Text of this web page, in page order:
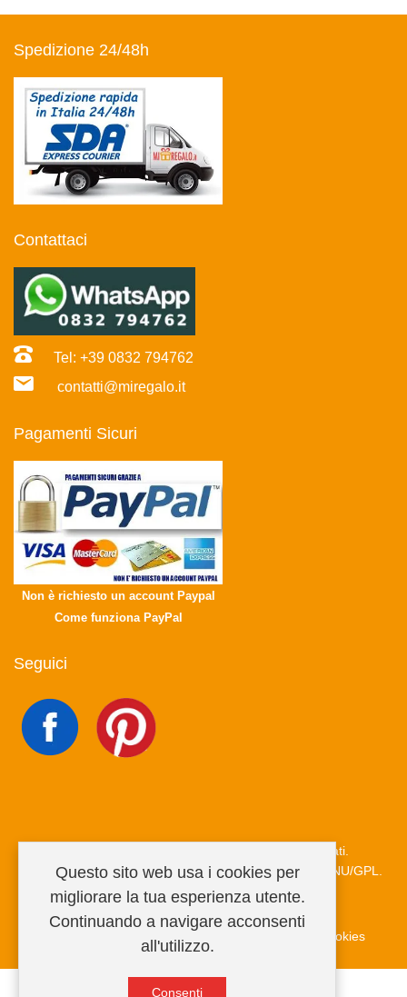
Spedizione 24/48h
Contattaci
Tel: +39 0832 794762
contatti@miregalo.it
Pagamenti Sicuri
Non è richiesto un account Paypal
Come funziona PayPal
Seguici
Copyright © 2026 MiRegalo.it. Tutti i diritti riservati.
Joomla!è un software libero rilasciato sottolicenza GNU/GPL.
Condizioni di vendita Privacy Policy Informativa cookies
Questo sito web usa i cookies per
migliorare la tua esperienza utente.
Continuando a navigare acconsenti
all'utilizzo.
Consenti